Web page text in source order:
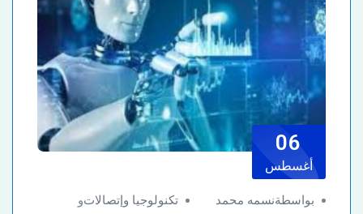
06
أغسطس
بواسطةنسمه محمد تكنولوجيا وإتصالاتو